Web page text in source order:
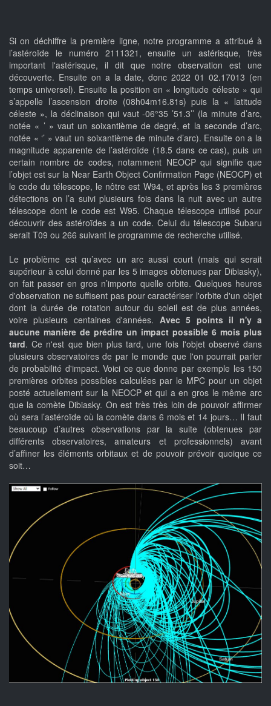
Si on déchiffre la première ligne, notre programme a attribué à
l’astéroïde le numéro 2111321, ensuite un astérisque, très
important l'astérisque, il dit que notre observation est une
découverte. Ensuite on a la date, donc 2022 01 02.17013 (en
temps universel). Ensuite la position en « longitude céleste » qui
s’appelle l’ascension droite (08h04m16.81s) puis la « latitude
céleste », la déclinaison qui vaut -06°35 ’51.3’’ (la minute d’arc,
notée « ’ » vaut un soixantième de degré, et la seconde d’arc,
notée « ‘’ » vaut un soixantième de minute d’arc). Ensuite on a la
magnitude apparente de l’astéroïde (18.5 dans ce cas), puis un
certain nombre de codes, notamment NEOCP qui signifie que
l’objet est sur la Near Earth Object Confirmation Page (NEOCP) et
le code du télescope, le nôtre est W94, et après les 3 premières
détections on l’a suivi plusieurs fois dans la nuit avec un autre
télescope dont le code est W95. Chaque télescope utilisé pour
découvrir des astéroïdes a un code. Celui du télescope Subaru
serait T09 ou 266 suivant le programme de recherche utilisé.
Le problème est qu’avec un arc aussi court (mais qui serait
supérieur à celui donné par les 5 images obtenues par Dibiasky),
on fait passer en gros n’importe quelle orbite. Quelques heures
d'observation ne suffisent pas pour caractériser l'orbite d'un objet
dont la durée de rotation autour du soleil est de plus années,
voire plusieurs centaines d'années. Avec 5 points il n'y a
aucune manière de prédire un impact possible 6 mois plus
tard. Ce n'est que bien plus tard, une fois l'objet observé dans
plusieurs observatoires de par le monde que l'on pourrait parler
de probabilité d'impact. Voici ce que donne par exemple les 150
premières orbites possibles calculées par le MPC pour un objet
posté actuellement sur la NEOCP et qui a en gros le même arc
que la comète Dibiasky. On est très très loin de pouvoir affirmer
où sera l’astéroïde où la comète dans 6 mois et 14 jours… Il faut
beaucoup d’autres observations par la suite (obtenues par
différents observatoires, amateurs et professionnels) avant
d’affiner les éléments orbitaux et de pouvoir prévoir quoique ce
soit…